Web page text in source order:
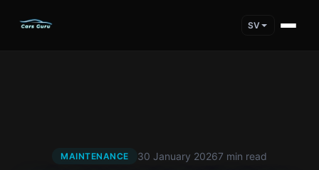
SV
MAINTENANCE 30 January 20267 min read